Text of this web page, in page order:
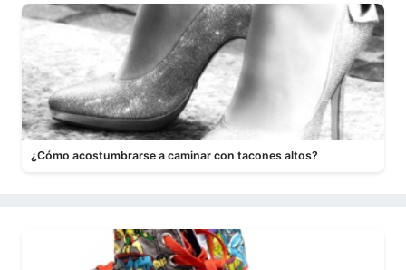
¿Cómo acostumbrarse a caminar con tacones altos?